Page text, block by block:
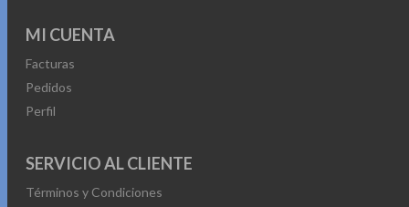
MI CUENTA
Facturas
Pedidos
Perfil
SERVICIO AL CLIENTE
Términos y Condiciones